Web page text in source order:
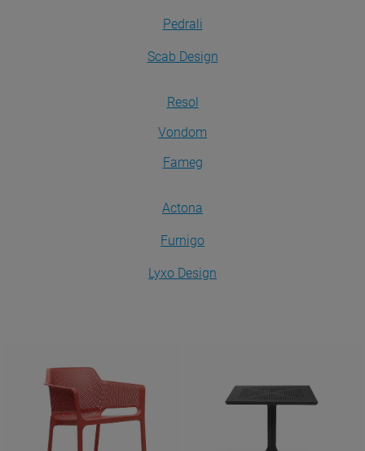
Pedrali
Scab Design
Resol
Vondom
Fameg
Actona
Furnigo
Lyxo Design